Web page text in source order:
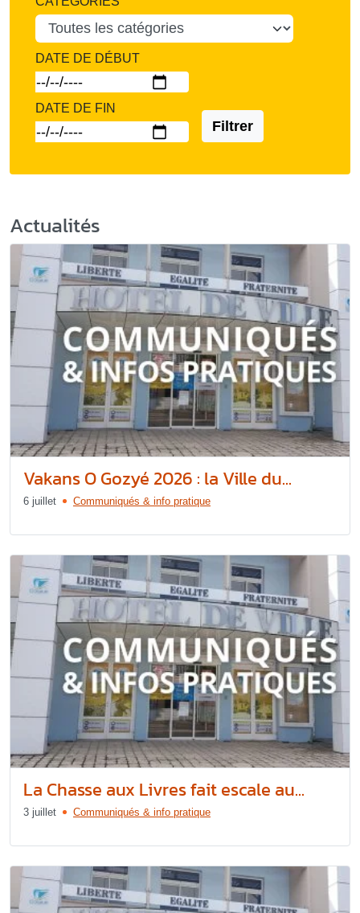
DATE DE DÉBUT
DATE DE FIN
Filtrer
Actualités
Vakans O Gozyé 2026 : la Ville du...
6 juillet Communiqués & info pratique
La Chasse aux Livres fait escale au...
3 juillet Communiqués & info pratique